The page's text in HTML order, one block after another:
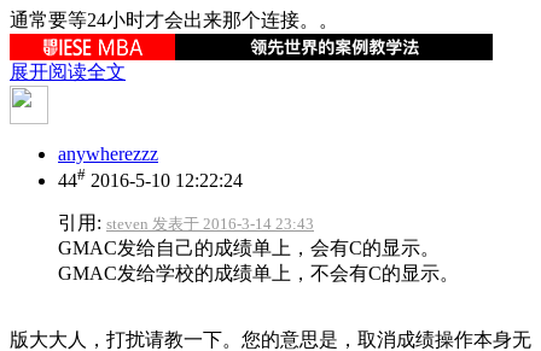
通常要等24小时才会出来那个连接。。
展开阅读全文
anywherezzz
44# 2016-5-10 12:22:24
引用: steven 发表于 2016-3-14 23:43
GMAC发给自己的成绩单上，会有C的显示。
GMAC发给学校的成绩单上，不会有C的显示。
版大大人，打扰请教一下。您的意思是，取消成绩操作本身无